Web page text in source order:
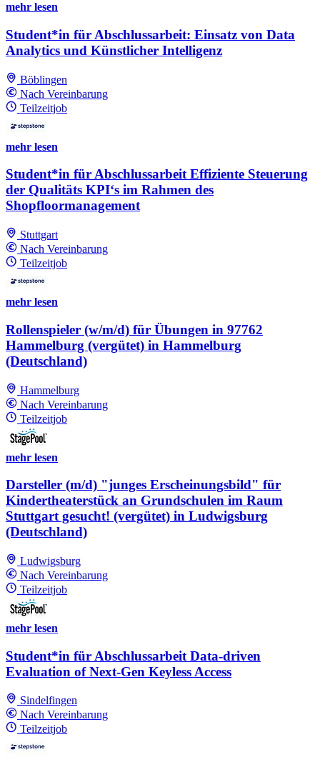
mehr lesen
Student*in für Abschlussarbeit: Einsatz von Data
Analytics und Künstlicher Intelligenz
Böblingen
Nach Vereinbarung
Teilzeitjob
mehr lesen
Student*in für Abschlussarbeit Effiziente Steuerung
der Qualitäts KPI‘s im Rahmen des
Shopfloormanagement
Stuttgart
Nach Vereinbarung
Teilzeitjob
mehr lesen
Rollenspieler (w/m/d) für Übungen in 97762
Hammelburg (vergütet) in Hammelburg
(Deutschland)
Hammelburg
Nach Vereinbarung
Teilzeitjob
mehr lesen
Darsteller (m/d) "junges Erscheinungsbild" für
Kindertheaterstück an Grundschulen im Raum
Stuttgart gesucht! (vergütet) in Ludwigsburg
(Deutschland)
Ludwigsburg
Nach Vereinbarung
Teilzeitjob
mehr lesen
Student*in für Abschlussarbeit Data-driven
Evaluation of Next-Gen Keyless Access
Sindelfingen
Nach Vereinbarung
Teilzeitjob